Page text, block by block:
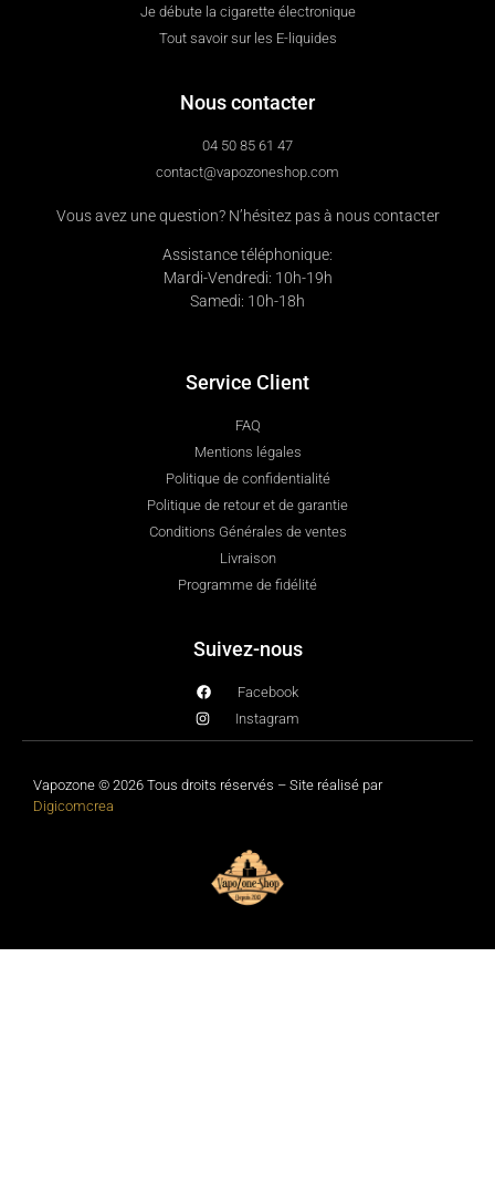
Je débute la cigarette électronique
Tout savoir sur les E-liquides
Nous contacter
04 50 85 61 47
contact@vapozoneshop.com
Vous avez une question? N’hésitez pas à nous contacter
Assistance téléphonique:
Mardi-Vendredi: 10h-19h
Samedi: 10h-18h
Service Client
FAQ
Mentions légales
Politique de confidentialité
Politique de retour et de garantie
Conditions Générales de ventes
Livraison
Programme de fidélité
Suivez-nous
Facebook
Instagram
Vapozone © 2026 Tous droits réservés – Site réalisé par
Digicomcrea